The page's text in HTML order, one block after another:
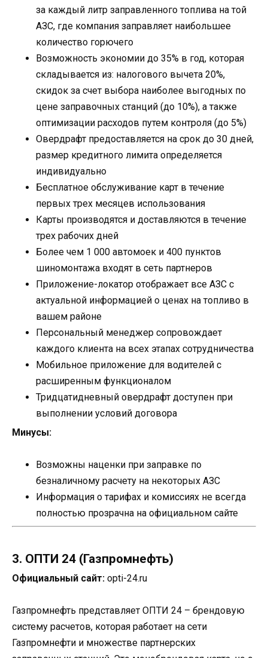
за каждый литр заправленного топлива на той
АЗС, где компания заправляет наибольшее
количество горючего
Возможность экономии до 35% в год, которая
складывается из: налогового вычета 20%,
скидок за счет выбора наиболее выгодных по
цене заправочных станций (до 10%), а также
оптимизации расходов путем контроля (до 5%)
Овердрафт предоставляется на срок до 30 дней,
размер кредитного лимита определяется
индивидуально
Бесплатное обслуживание карт в течение
первых трех месяцев использования
Карты производятся и доставляются в течение
трех рабочих дней
Более чем 1 000 автомоек и 400 пунктов
шиномонтажа входят в сеть партнеров
Приложение-локатор отображает все АЗС с
актуальной информацией о ценах на топливо в
вашем районе
Персональный менеджер сопровождает
каждого клиента на всех этапах сотрудничества
Мобильное приложение для водителей с
расширенным функционалом
Тридцатидневный овердрафт доступен при
выполнении условий договора
Минусы:
Возможны наценки при заправке по
безналичному расчету на некоторых АЗС
Информация о тарифах и комиссиях не всегда
полностью прозрачна на официальном сайте
3. ОПТИ 24 (Газпромнефть)
Официальный сайт: opti-24.ru
Газпромнефть представляет ОПТИ 24 – брендовую
систему расчетов, которая работает на сети
Газпромнефти и множестве партнерских